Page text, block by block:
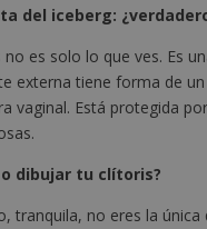
del iceberg:
no es solo lo que ves. Es
externa tiene forma de
vaginal. Está protegida
dibujar tu clítoris?
tranquila, no eres la